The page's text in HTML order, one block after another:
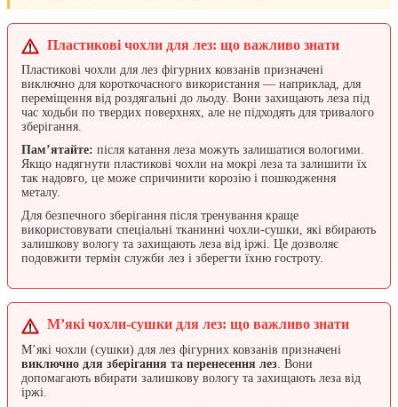
Пластикові чохли для лез: що важливо знати
Пластикові чохли для лез фігурних ковзанів призначені
виключно для короткочасного використання — наприклад, для
переміщення від роздягальні до льоду. Вони захищають леза під
час ходьби по твердих поверхнях, але не підходять для тривалого
зберігання.
Пам’ятайте: після катання леза можуть залишатися вологими.
Якщо надягнути пластикові чохли на мокрі леза та залишити їх
так надовго, це може спричинити корозію і пошкодження
металу.
Для безпечного зберігання після тренування краще
використовувати спеціальні тканинні чохли-сушки, які вбирають
залишкову вологу та захищають леза від іржі. Це дозволяє
подовжити термін служби лез і зберегти їхню гостроту.
М’які чохли-сушки для лез: що важливо знати
М’які чохли (сушки) для лез фігурних ковзанів призначені
виключно для зберігання та перенесення лез . Вони
допомагають вбирати залишкову вологу та захищають леза від
іржі.